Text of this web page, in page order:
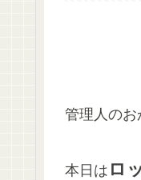
管理人のお
本日は ロ